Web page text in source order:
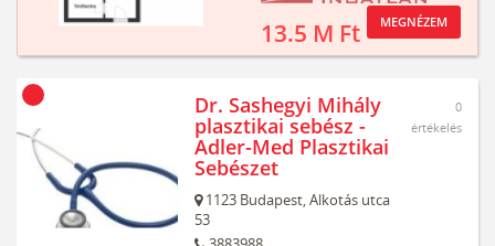
13.5 M Ft MEGNÉZEM
Dr. Sashegyi Mihály
plasztikai sebész -
Adler-Med Plasztikai
Sebészet
1123 Budapest,Alkotás utca
53
0
értékelés